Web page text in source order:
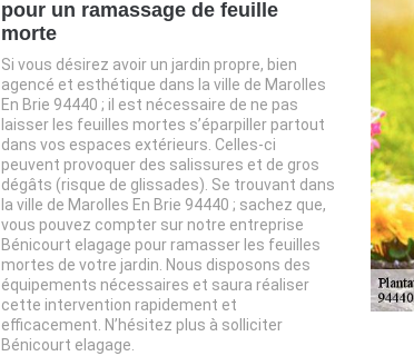
pour un ramassage de feuille
morte
Si vous désirez avoir un jardin propre, bien
agencé et esthétique dans la ville de Marolles
En Brie 94440 ; il est nécessaire de ne pas
laisser les feuilles mortes s’éparpiller partout
dans vos espaces extérieurs. Celles-ci
peuvent provoquer des salissures et de gros
dégâts (risque de glissades). Se trouvant dans
la ville de Marolles En Brie 94440 ; sachez que,
vous pouvez compter sur notre entreprise
Bénicourt elagage pour ramasser les feuilles
mortes de votre jardin. Nous disposons des
équipements nécessaires et saura réaliser
cette intervention rapidement et
efficacement. N’hésitez plus à solliciter
Bénicourt elagage.